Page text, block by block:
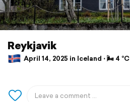
Reykjavik
April 14, 2025 in Iceland ⋅ 🌬 4 °C